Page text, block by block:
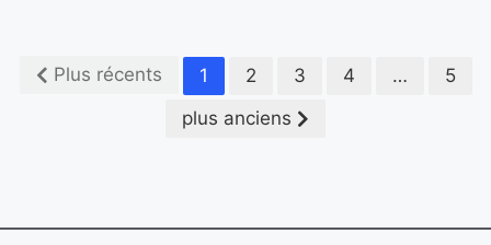
Plus récents 1 2 3 4 …
5
plus anciens